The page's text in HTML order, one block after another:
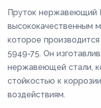
Пруток нержавеющий
высококачественным
которое
5949-75. Он
нержавеющей стали,
стойкостью к
воздействиям.